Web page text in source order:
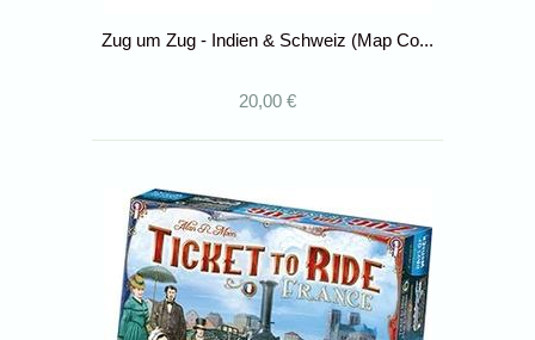
Zug um Zug - Indien & Schweiz (Map Co...
20,00 €